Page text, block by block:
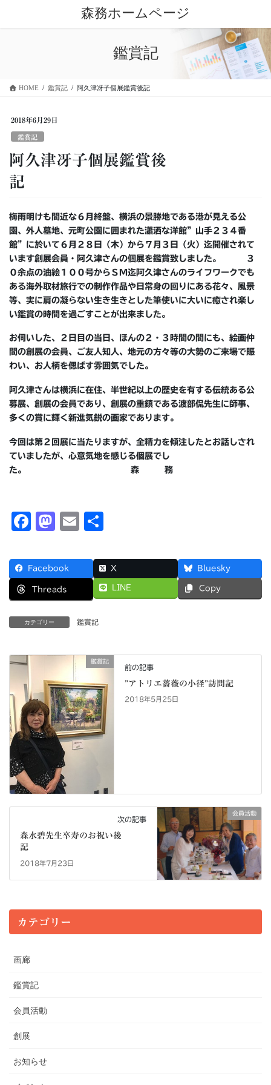
森務ホームページ
鑑賞記
HOME 鑑賞記 阿久津冴子個展鑑賞後記
2018年6月29日
鑑賞記
阿久津冴子個展鑑賞後
記
梅雨明けも間近な６月終盤、横浜の景勝地である港が見える公
園、外人墓地、元町公園に囲まれた瀟洒な洋館”山手２３４番
館”に於いて６月２８日（木）から７月３日（火）迄開催されて
います創展会員・阿久津さんの個展を鑑賞致しました。 ３
０余点の油絵１００号からＳＭ迄阿久津さんのライフワークでも
ある海外取材旅行での制作作品や日常身の回りにある花々、風景
等、実に肩の凝らない生き生きとした筆使いに大いに癒され楽し
い鑑賞の時間を過ごすことが出来ました。
お伺いした、２日目の当日、ほんの２・３時間の間にも、絵画仲
間の創展の会員、ご友人知人、地元の方々等の大勢のご来場で賑
わい、お人柄を偲ばす雰囲気でした。
阿久津さんは横浜に在住、半世紀以上の歴史を有する伝統ある公
募展、創展の会員であり、創展の重鎮である渡部侃先生に師事、
多くの賞に輝く新進気鋭の画家であります。
今回は第２回展に当たりますが、全精力を傾注したとお話しされ
ていましたが、心意気地を感じる個展でし
た。 森 務
F
c
e
b
o
k
M
s
t
o
d
n
E
ai
l
Facebook X Bluesky
Threads LINE Copy
カテゴリー 鑑賞記
鑑賞記
前の記事
”アトリエ薔薇の小径”訪問記
2018年5月25日
会員活動
次の記事
森水碧先生卒寿のお祝い後
記
2018年7月23日
カテゴリー
画廊
鑑賞記
会員活動
創展
お知らせ